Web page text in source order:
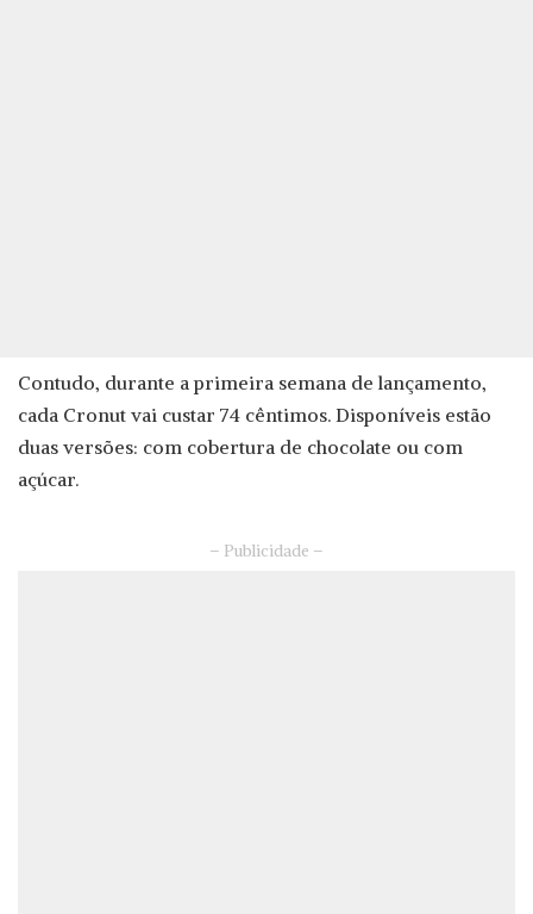
Contudo, durante a primeira semana de lançamento,
cada Cronut vai custar 74 cêntimos. Disponíveis estão
duas versões: com cobertura de chocolate ou com
açúcar.
– Publicidade –